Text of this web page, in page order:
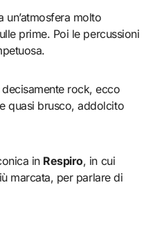
un’atmosfera molto
prime. Poi le percussioni
rock, ecco
quasi brusco, addolcito
in Respiro, in cui
marcata, per parlare di